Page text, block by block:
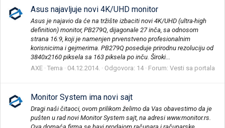
Asus najavljuje novi 4K/UHD monitor
Asus je najavio da će na tržište izbaciti novi 4K/UHD (ultra-high
definition) monitor, PB279Q, dijagonale 27 inča, sa odnosom
strana 16:9, koji je namenjen prvenstveno profesionalnim
korisnicima i gejmerima. PB279Q poseduje prirodnu rezoluciju od
3840x2160 piksela sa 163 piksela po inču. Široki...
AXE Tema 04.12.2014. Odgovora: 14 Forum: Vesti sa portala
Monitor System ima novi sajt
Dragi naši čitaoci, ovom prilikom želimo da Vas obavestimo da je
pušten u rad novi Monitor System sajt, na adresi www.monitor.rs.